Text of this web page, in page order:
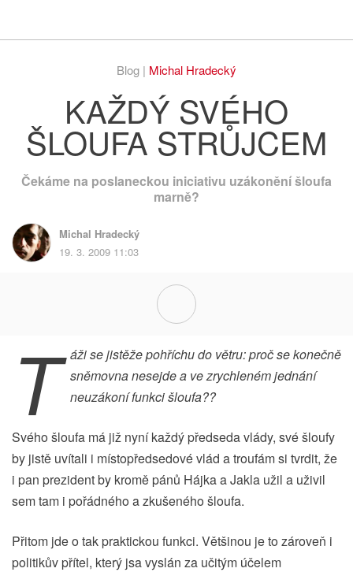
Blog | Michal Hradecký
KAŽDÝ SVÉHO
ŠLOUFA STRŮJCEM
Čekáme na poslaneckou iniciativu uzákonění šloufa
marně?
Michal Hradecký
19. 3. 2009 11:03
T áži se jistěže pohříchu do větru: proč se konečně
sněmovna nesejde a ve zrychleném jednání
neuzákoní funkci šloufa??
Svého šloufa má již nyní každý předseda vlády, své šloufy
by jistě uvítali i místopředsedové vlád a troufám si tvrdit, že
i pan prezident by kromě pánů Hájka a Jakla užil a uživil
sem tam i pořádného a zkušeného šloufa.
Přitom jde o tak praktickou funkci. Většinou je to zároveň i
politikův přítel, který jsa vyslán za učitým účelem